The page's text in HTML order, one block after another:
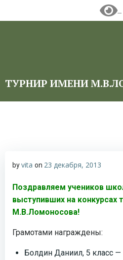
ТУРНИР ИМЕНИ
byvita on 23 декабря, 2013
Поздравляем учеников
выступивших на конкурсах
М.В.Ломоносова!
Грамотами награждены:
Болдин Даниил, 5 класс —